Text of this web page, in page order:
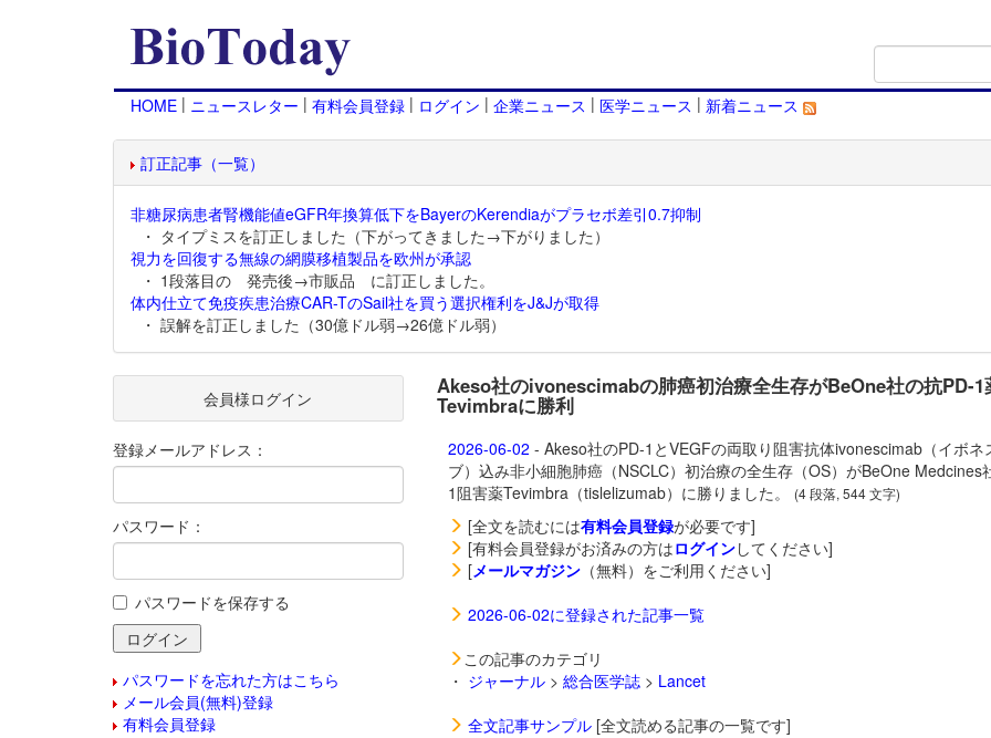
HOME | ニュースレター | 有料会員登録 | ログイン | 企業ニュース | 医学ニュース | 新着ニュース
訂正記事（一覧）
非糖尿病患者腎機能値eGFR年換算低下をBayerのKerendiaがプラセボ差引0.7抑制
・ タイプミスを訂正しました（下がってきました→下がりました）
視力を回復する無線の網膜移植製品を欧州が承認
・ 1段落目の 発売後→市販品 に訂正しました。
体内仕立て免疫疾患治療CAR-TのSail社を買う選択権利をJ&Jが取得
・ 誤解を訂正しました（30億ドル弱→26億ドル弱）
Akeso社のivonescimabの肺癌初治療全生存がBeOne社の抗PD-1
Tevimbraに勝利
2026-06-02 - Akeso社のPD-1とVEGFの両取り阻害抗体ivonescimab（イボネ
ブ）込み非小細胞肺癌（NSCLC）初治療の全生存（OS）がBeOne Medcines
1阻害薬Tevimbra（tislelizumab）に勝りました。 (4 段落, 544 文字)
[全文を読むには有料会員登録が必要です]
[有料会員登録がお済みの方はログインしてください]
[メールマガジン（無料）をご利用ください]
2026-06-02に登録された記事一覧
この記事のカテゴリ
・ ジャーナル> 総合医学誌> Lancet
全文記事サンプル[全文読める記事の一覧です]
会員様ログイン
登録メールアドレス：
パスワード：
パスワードを保存する
パスワードを忘れた方はこちら
メール会員(無料)登録
有料会員登録